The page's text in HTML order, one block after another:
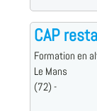
CAP
Formation en
Le Mans
(72) -